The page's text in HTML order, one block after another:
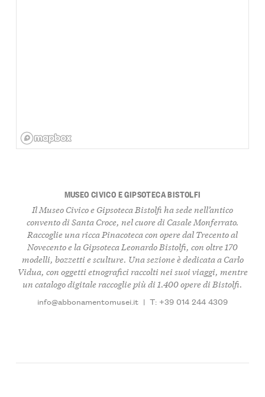
MUSEO CIVICO E GIPSOTECA BISTOLFI
Il Museo Civico e Gipsoteca Bistolfi ha sede nell’antico
convento di Santa Croce, nel cuore di Casale Monferrato.
Raccoglie una riccaPinacotecacon opere dal Trecento al
Novecento e laGipsoteca Leonardo Bistolfi, con oltre 170
modelli, bozzetti e sculture. Una sezione è dedicata aCarlo
Vidua, con oggetti etnografici raccolti nei suoi viaggi, mentre
un catalogo digitale raccoglie più di 1.400 opere di Bistolfi.
info@abbonamentomusei.it | T: +39 014 244 4309